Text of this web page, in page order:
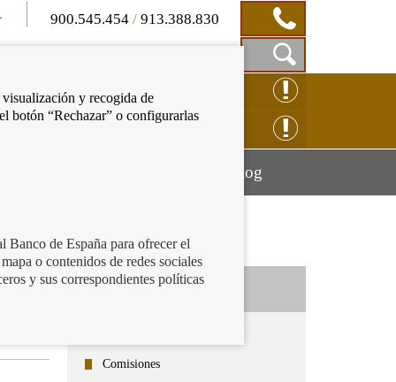
900.545.454 /913.388.830
Mostrar
Caja
de
Búsqueda
ONLINE
BlogMostrar
Categorías
Comisiones
y recogida de
botón “Rechazar” o configurarlas
Banco de España para ofrecer el
o contenidos de redes sociales
y sus correspondientes políticas